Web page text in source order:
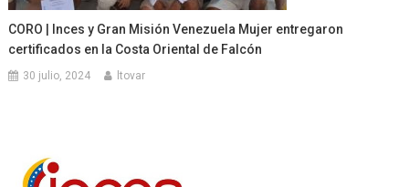
CORO | Inces y Gran Misión Venezuela Mujer entregaron
certificados en la Costa Oriental de Falcón
30 julio, 2024 ltovar